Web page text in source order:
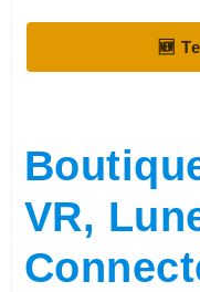
🆕
VR,